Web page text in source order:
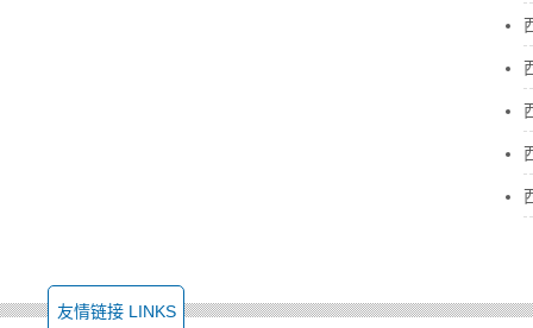
友情链接 LINKS